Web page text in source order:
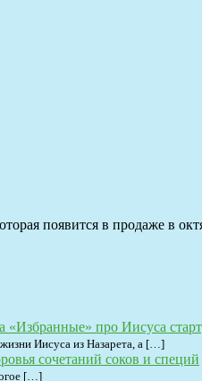
появится в продаже в
про Иисуса
Иисуса из Назарета, а […]
сочетаний соков и специй
[…]